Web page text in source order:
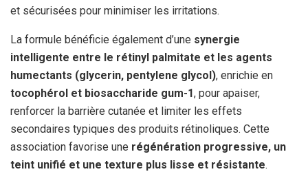
et sécurisées pour minimiser les irritations.
La formule bénéficie également d’une synergie
intelligente entre le rétinyl palmitate et les agents
humectants (glycerin, pentylene glycol), enrichie en
tocophérol et biosaccharide gum-1, pour apaiser,
renforcer la barrière cutanée et limiter les effets
secondaires typiques des produits rétinoliques. Cette
association favorise une régénération progressive, un
teint unifié et une texture plus lisse et résistante.